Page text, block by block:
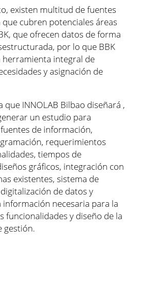
existen multitud de fuentes
cubren potenciales áreas
que ofrecen datos de forma
por lo que BBK
herramienta integral de
y asignación de
que INNOLAB Bilbao diseñará ,
un estudio para
de información,
requerimientos
tiempos de
gráficos, integración con
existentes, sistema de
de datos y
necesaria para la
funcionalidades y diseño de la
gestión.